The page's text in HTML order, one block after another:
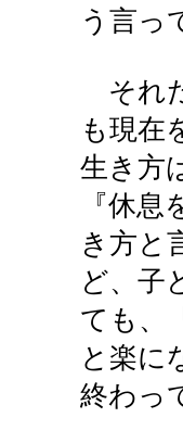
う言っ
それ
も現在
生き方
『休
き方と
ど、子
ても、
と楽に
終わっ